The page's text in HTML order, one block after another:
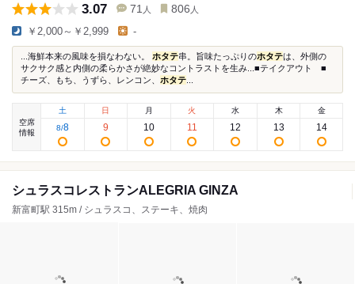
3.07 71 人 806 人
￥2,000～￥2,999 -
...海鮮本来の風味を損なわない。 ホタテ串。旨味たっぷりのホタテは、外側の
サクサク感と内側の柔らかさが絶妙なコントラストを生み...■テイクアウト ■
チーズ、もち、うずら、レンコン、 ホタテ
空席
情報
土
8/8
日
9
月
10
火
11
水
12
木
13
金
14
シュラスコレストランALEGRIA GINZA
新富町駅 315m / シュラスコ、ステーキ、焼肉